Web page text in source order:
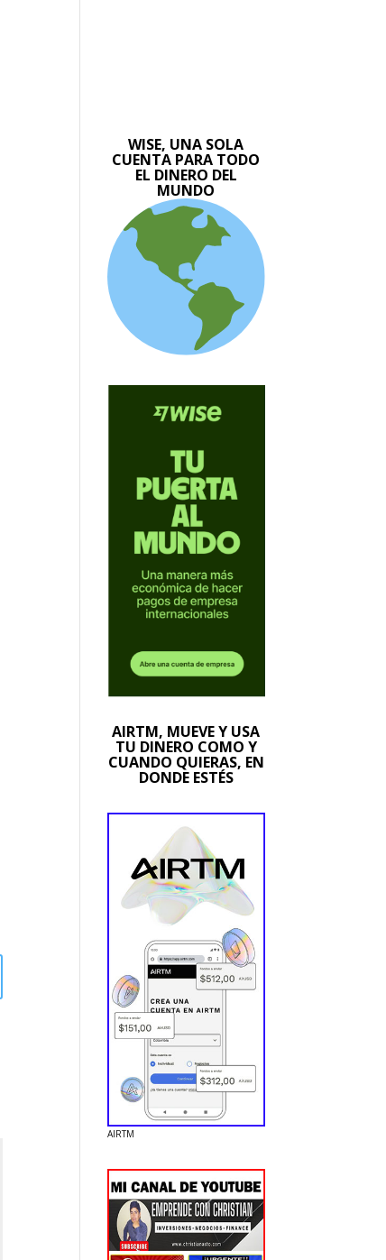
WISE, UNA SOLA
CUENTA PARA TODO
EL DINERO DEL
MUNDO
AIRTM, MUEVE Y USA
TU DINERO COMO Y
CUANDO QUIERAS, EN
DONDE ESTÉS
AIRTM